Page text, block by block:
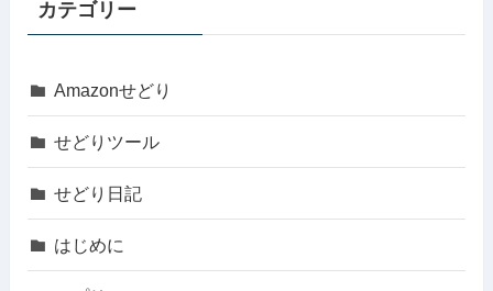
カテゴリー
Amazonせどり
せどりツール
せどり日記
はじめに